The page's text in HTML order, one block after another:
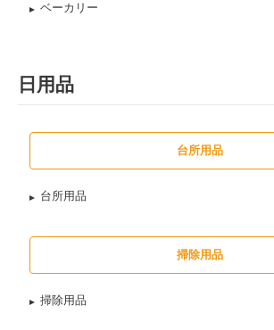
ベーカリー
日用品
台所用品
台所用品
掃除用品
掃除用品